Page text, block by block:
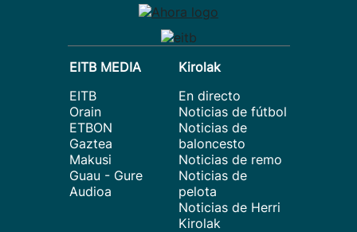
EITB MEDIA
EITB
Orain
ETBON
Gaztea
Makusi
Guau - Gure
Audioa
Kirolak
En directo
Noticias de fútbol
Noticias de
baloncesto
Noticias de remo
Noticias de
pelota
Noticias de Herri
Kirolak